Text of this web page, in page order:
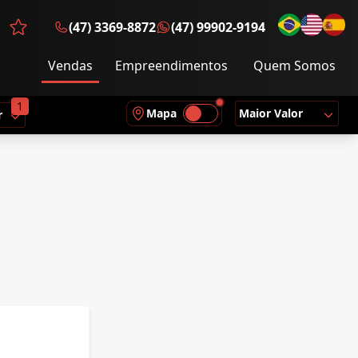
Favoritos (0 itens)
(47) 3369-8872 (47) 99902-9194
Vendas Empreendimentos Quem Somos
1 Mapa Maior Valor